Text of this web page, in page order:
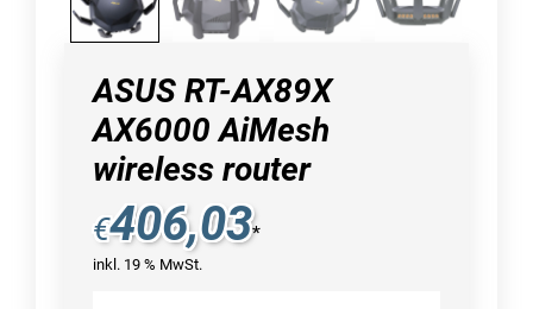
ASUS RT-AX89X
AX6000 AiMesh
wireless router
€406,03*
inkl. 19 % MwSt.